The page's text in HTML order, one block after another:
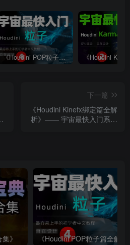
《Houdini POP粒子篇全解析》—— 宇宙最快入门系列④
下一篇
《Houdini Kinefx绑定篇全解
析》—— 宇宙最快入门系列
》